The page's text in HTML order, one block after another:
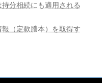
分相続にも適用される
（定款謄本）を取得す